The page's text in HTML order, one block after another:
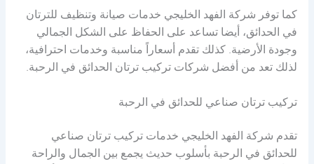
كما توفر شركة الفهد الخليجي خدمات صيانة وتنظيف للترتان
في الحدائق، أيضا تساعد على الحفاظ على الشكل الجمالي
وجودة الأرضية. كذلك تقدم أسعاراً مناسبة وخدمات احترافية،
لذلك تعد من أفضل شركات تركيب ترتان الحدائق في الرحبة.
تركيب ترتان صناعي للحدائق في الرحبة
تقدم شركة الفهد الخليجي خدمات تركيب ترتان صناعي
للحدائق في الرحبة بأسلوب حديث يجمع بين الجمال والراحة